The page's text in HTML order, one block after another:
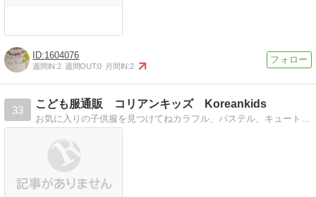
1604076
週間IN:2 週間OUT:0 月間IN:2
33
こども服通販 コリアンキッズ Koreankids